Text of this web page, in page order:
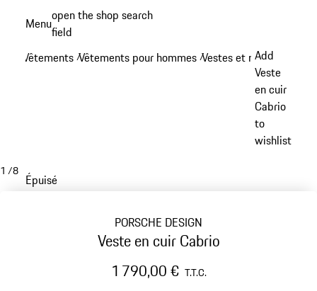
principal
Menuopen the shop search
field
Vêtements /Vêtements pour hommes /Vestes et manteaux
Add
Veste
en cuir
Cabrio
to
wishlist
1 /8
Épuisé
PORSCHE DESIGN
Veste en cuir Cabrio
1 790,00 € T.T.C.